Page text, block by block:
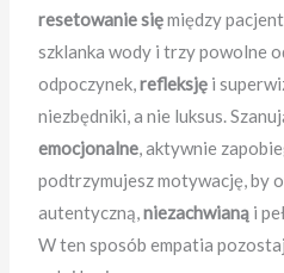
resetowanie sięmiędzy
szklanka wody i trzy powolne
odpoczynek,refleksję i
niezbędniki, a nie luksus.
emocjonalne, aktywnie
podtrzymujesz motywację, by
autentyczną,niezachwianą i
W ten sposób empatia